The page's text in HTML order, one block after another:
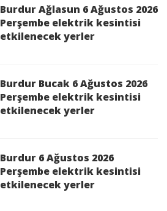
Burdur Ağlasun 6 Ağustos 2026
Perşembe elektrik kesintisi
etkilenecek yerler
Burdur Bucak 6 Ağustos 2026
Perşembe elektrik kesintisi
etkilenecek yerler
Burdur 6 Ağustos 2026
Perşembe elektrik kesintisi
etkilenecek yerler